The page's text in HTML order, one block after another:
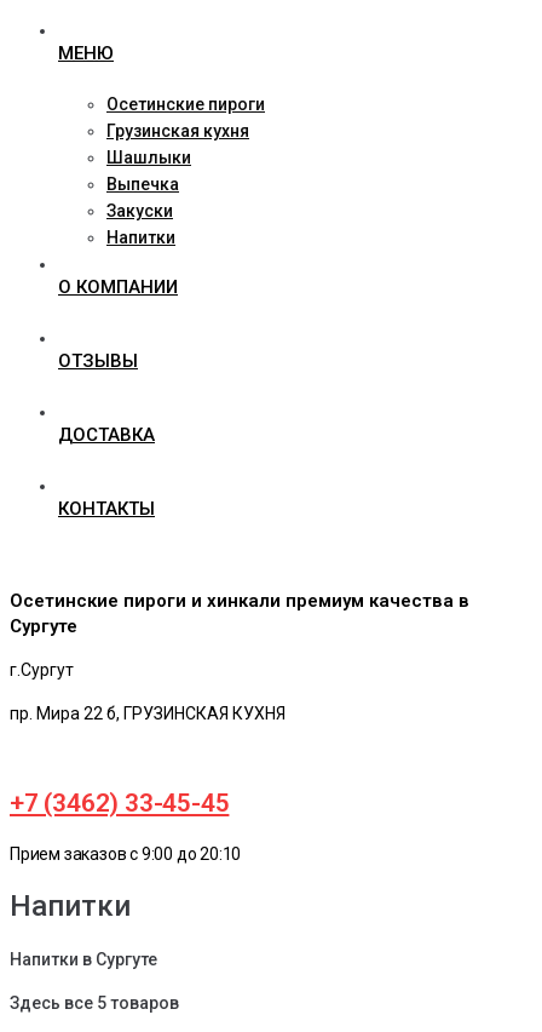
Перейти
МЕНЮ
Осетинские пироги
Грузинская кухня
Шашлыки
Выпечка
Закуски
Напитки
О КОМПАНИИ
ОТЗЫВЫ
ДОСТАВКА
КОНТАКТЫ
Осетинские пироги и хинкали премиум качества в
Сургуте
г.Сургут
пр. Мира 22 б, ГРУЗИНСКАЯ КУХНЯ
+7 (3462) 33-45-45
Прием заказов с 9:00 до 20:10
Напитки
Напитки в Сургуте
Здесь все 5 товаров